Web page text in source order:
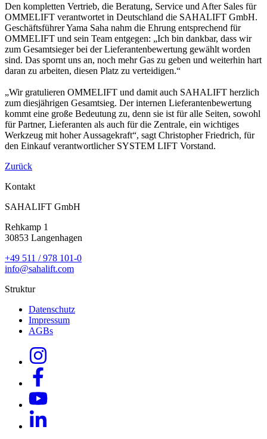
Den kompletten Vertrieb, die Beratung, Service und After Sales für
OMMELIFT verantwortet in Deutschland die SAHALIFT GmbH.
Geschäftsführer Yama Saha nahm die Ehrung entsprechend für
OMMELIFT und sein Team entgegen: „Ich bin dankbar, dass wir
zum Gesamtsieger bei der Lieferantenbewertung gewählt worden
sind. Das spornt uns an, noch mehr Gas zu geben und weiterhin hart
daran zu arbeiten, diesen Platz zu verteidigen.“
„Wir gratulieren OMMELIFT und damit auch SAHALIFT herzlich
zum diesjährigen Gesamtsieg. Der internen Lieferantenbewertung
kommt eine große Bedeutung zu, denn sie ist für alle Seiten, sowohl
für Partner, Lieferanten als auch für die Zentrale, ein wichtiges
Werkzeug mit hoher Aussagekraft“, sagt Christopher Friedrich, für
den Einkauf verantwortlicher SYSTEM LIFT Vorstand.
Zurück
Kontakt
SAHALIFT GmbH
Rehkamp 1
30853 Langenhagen
+49 511 / 978 101-0
info@sahalift.com
Struktur
Datenschutz
Impressum
AGBs